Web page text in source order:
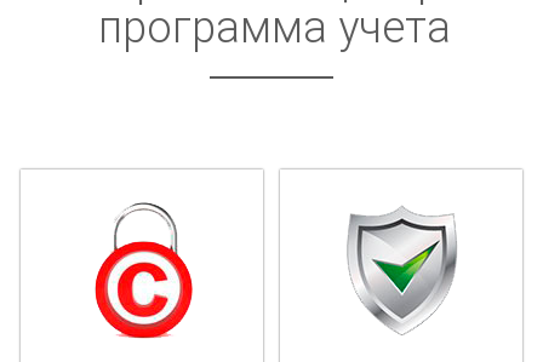
программа учета